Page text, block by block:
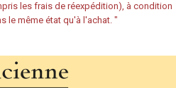
les frais de réexpédition), à condition
le même état qu'à l'achat. "